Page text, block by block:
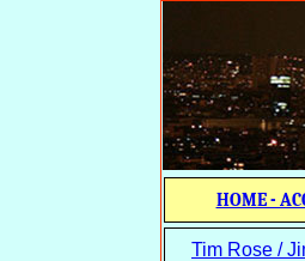
HOME -
Tim Rose /